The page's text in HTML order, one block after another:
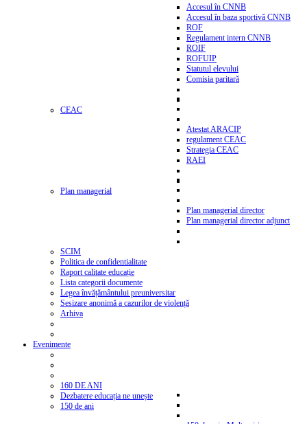
Accesul în CNNB
Accesul în baza sportivă CNNB
ROF
Regulament intern CNNB
ROIF
ROFUIP
Statutul elevului
Comisia paritară
CEAC
Atestat ARACIP
regulament CEAC
Strategia CEAC
RAEI
Plan managerial
Plan managerial director
Plan managerial director adjunct
SCIM
Politica de confidentialitate
Raport calitate educație
Lista categorii documente
Legea învățământului preuniversitar
Sesizare anonimă a cazurilor de violență
Arhiva
Evenimente
160 DE ANI
Dezbatere educația ne unește
150 de ani